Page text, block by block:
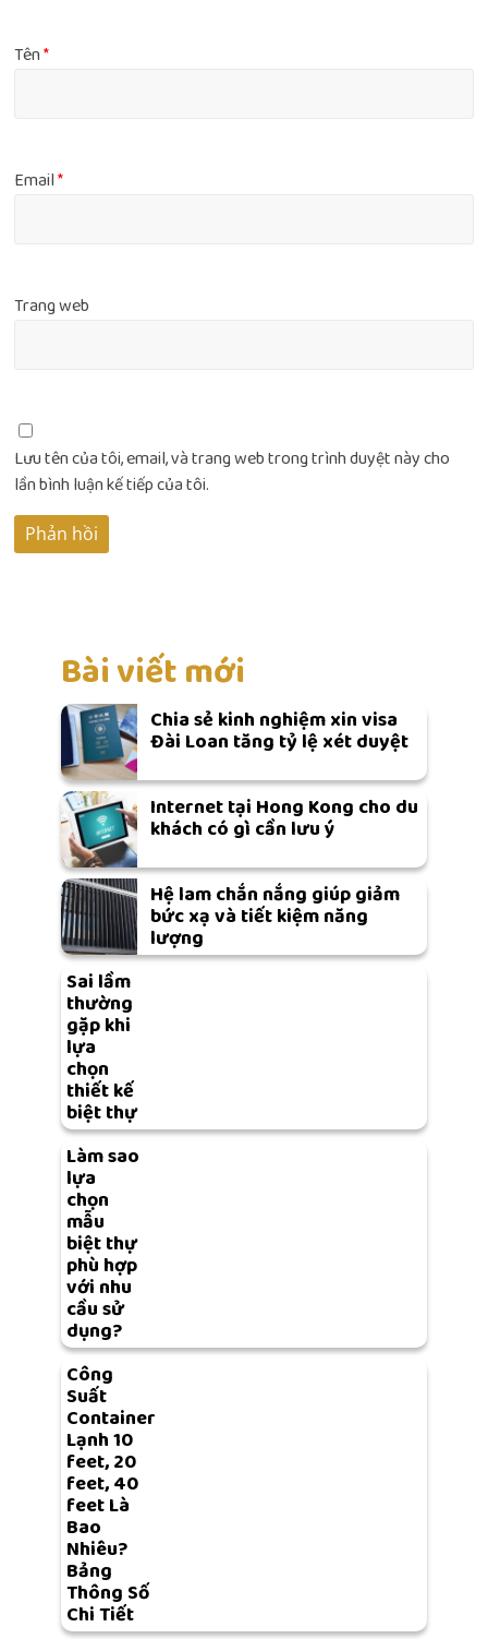
Tên*
Email*
Trang web
Lưu tên của tôi, email, và trang web trong trình duyệt này cho
lần bình luận kế tiếp của tôi.
Bài viết mới
Chia sẻ kinh nghiệm xin visa
Đài Loan tăng tỷ lệ xét duyệt
Internet tại Hong Kong cho du
khách có gì cần lưu ý
Hệ lam chắn nắng giúp giảm
bức xạ và tiết kiệm năng
lượng
Sai lầm
thường
gặp khi
lựa
chọn
thiết kế
biệt thự
Làm sao
lựa
chọn
mẫu
biệt thự
phù hợp
với nhu
cầu sử
dụng?
Công
Suất
Container
Lạnh 10
feet, 20
feet, 40
feet Là
Bao
Nhiêu?
Bảng
Thông Số
Chi Tiết